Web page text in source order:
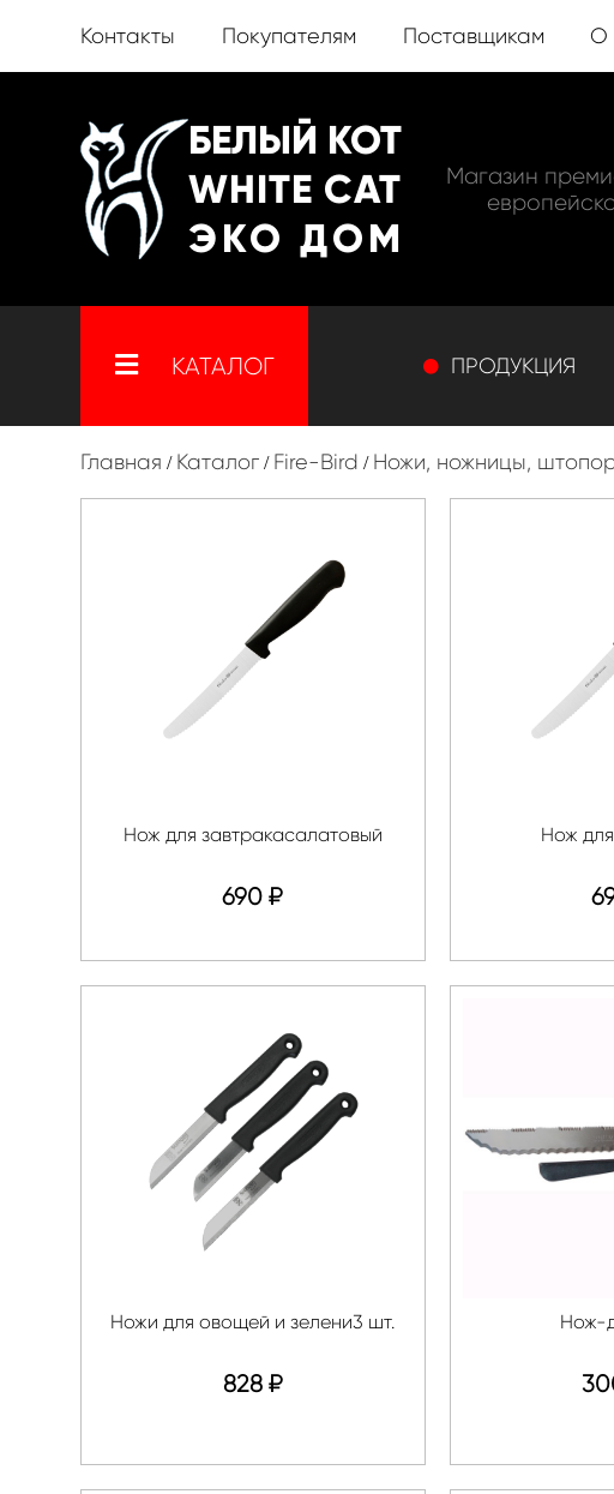
Контакты Покупателям Поставщикам О
БЕЛЫЙ КОТ
WHITE CAT
ЭКО ДОМ
Магазин
КАТАЛОГ ПРОДУКЦИЯ
Stadler Form
Новый Мир Плюс
Главная
Каталог
Контакты
Поставщикам
Главная / Каталог / Fire-Bird / Ножи, ножницы,
Нож для завтракасалатовый
690₽
Нож
Ножи для овощей и зелени3 шт.
828 ₽
Нож-